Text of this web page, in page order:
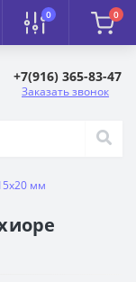
0 0
+7(916) 365-83-47
Заказать звонок
мм